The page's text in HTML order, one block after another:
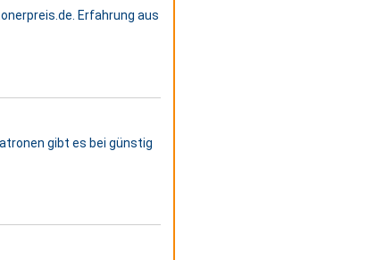
Erfahrung aus
gibt es bei günstig